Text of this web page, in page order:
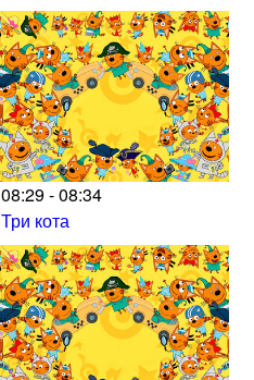
08:29 - 08:34
Три кота